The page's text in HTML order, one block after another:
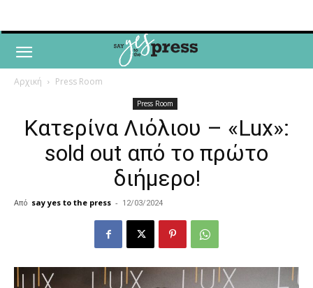
Αρχική Press Room
Press Room
Κατερίνα Λιόλιου – «Lux»:
sold out από το πρώτο
διήμερο!
Από say yes to the press - 12/03/2024